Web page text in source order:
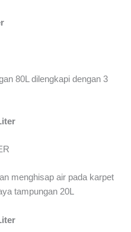
80L dilengkapi dengan 3
menghisap air pada karpet
tampungan 20L